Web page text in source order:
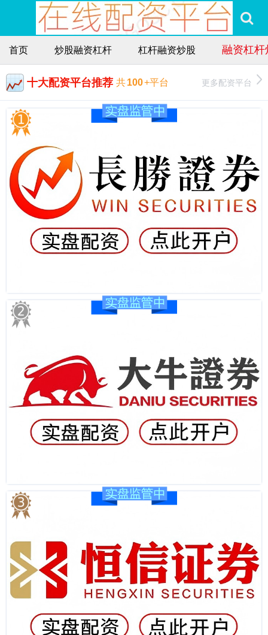
首页 炒股融资杠杆 杠杆融资炒股 融资杠杆
十大配资平台推荐 共100+平台 更多配资平台